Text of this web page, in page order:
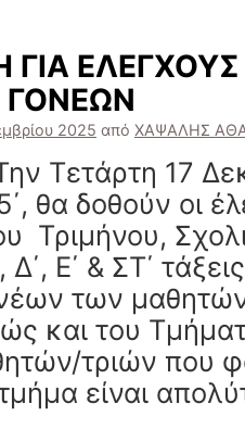
ΕΛΕΓΧΟΥΣ
2025 από ΧΑΨΑΛΗΣ
Τετάρτη 17
θα δοθούν οι
Τριμήνου,
Δ΄, Ε΄ & ΣΤ΄
των
και του
τριών που
είναι